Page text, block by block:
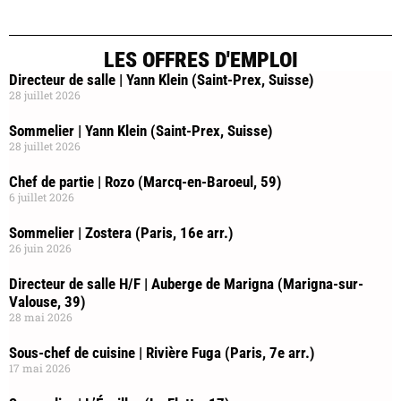
LES OFFRES D'EMPLOI
Directeur de salle | Yann Klein (Saint-Prex, Suisse)
28 juillet 2026
Sommelier | Yann Klein (Saint-Prex, Suisse)
28 juillet 2026
Chef de partie | Rozo (Marcq-en-Baroeul, 59)
6 juillet 2026
Sommelier | Zostera (Paris, 16e arr.)
26 juin 2026
Directeur de salle H/F | Auberge de Marigna (Marigna-sur-
Valouse, 39)
28 mai 2026
Sous-chef de cuisine | Rivière Fuga (Paris, 7e arr.)
17 mai 2026